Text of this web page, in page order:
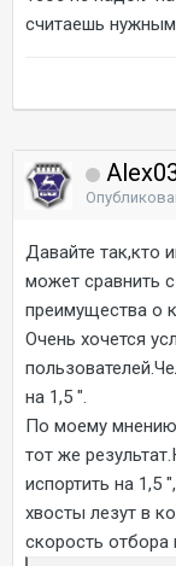
считаешь
Давайте так,кто
может сравнить
преимущества о
Очень хочется
на 1,5 ".
По моему мнению
тот же
испортить на 1,5
хвосты лезут в
скорость